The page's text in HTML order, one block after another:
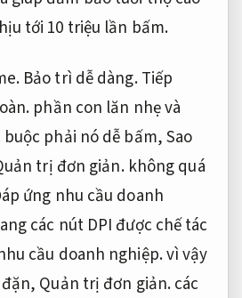
tới 10 triệu lần bấm.
Bảo trì dễ dàng.Tiếp
phần con lăn nhẹ và
phải nó dễ bấm,Sao
trị đơn giản.không quá
ứng nhu cầu doanh
các nút DPI được chế tác
cầu doanh nghiệp.vì vậy
Quản trị đơn giản.các